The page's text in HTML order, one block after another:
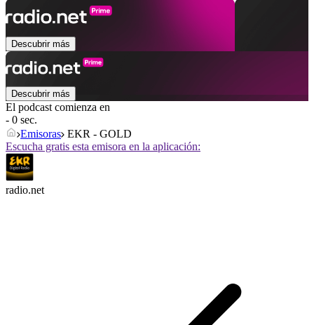
Descubrir más
Descubrir más
El podcast comienza en
- 0 sec.
Emisoras EKR - GOLD
Escucha gratis esta emisora en la aplicación:
radio.net